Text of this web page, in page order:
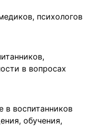
психологов
в вопросах
в воспитанников
обучения,